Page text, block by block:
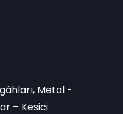
Metal -
– Kesici